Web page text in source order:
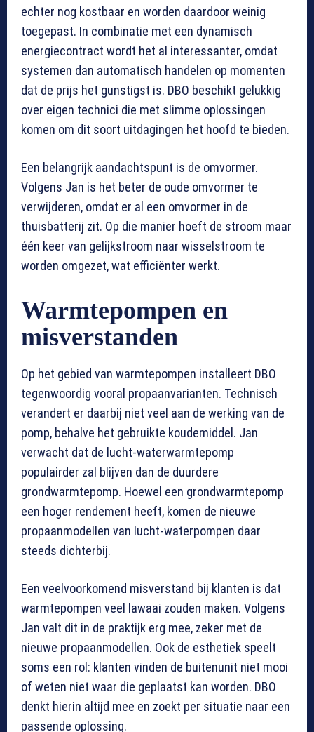
echter nog kostbaar en worden daardoor weinig
toegepast. In combinatie met een dynamisch
energiecontract wordt het al interessanter, omdat
systemen dan automatisch handelen op momenten
dat de prijs het gunstigst is. DBO beschikt gelukkig
over eigen technici die met slimme oplossingen
komen om dit soort uitdagingen het hoofd te bieden.
Een belangrijk aandachtspunt is de omvormer.
Volgens Jan is het beter de oude omvormer te
verwijderen, omdat er al een omvormer in de
thuisbatterij zit. Op die manier hoeft de stroom maar
één keer van gelijkstroom naar wisselstroom te
worden omgezet, wat efficiënter werkt.
Warmtepompen en
misverstanden
Op het gebied van warmtepompen installeert DBO
tegenwoordig vooral propaanvarianten. Technisch
verandert er daarbij niet veel aan de werking van de
pomp, behalve het gebruikte koudemiddel. Jan
verwacht dat de lucht-waterwarmtepomp
populairder zal blijven dan de duurdere
grondwarmtepomp. Hoewel een grondwarmtepomp
een hoger rendement heeft, komen de nieuwe
propaanmodellen van lucht-waterpompen daar
steeds dichterbij.
Een veelvoorkomend misverstand bij klanten is dat
warmtepompen veel lawaai zouden maken. Volgens
Jan valt dit in de praktijk erg mee, zeker met de
nieuwe propaanmodellen. Ook de esthetiek speelt
soms een rol: klanten vinden de buitenunit niet mooi
of weten niet waar die geplaatst kan worden. DBO
denkt hierin altijd mee en zoekt per situatie naar een
passende oplossing.